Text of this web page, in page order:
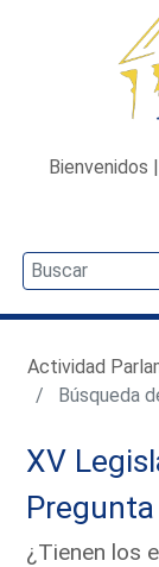
Bienvenidos |
Actividad
Búsqueda
XV
¿Tienen los